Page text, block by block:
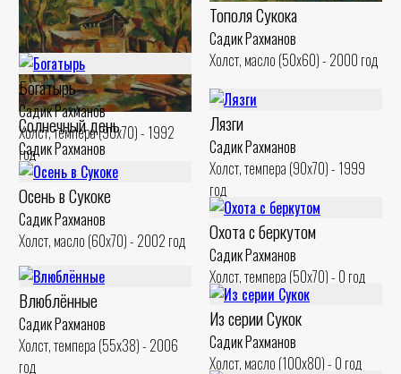
Тополя Сукока
Садик Рахманов
Холст, масло (50x60) - 2000 год
Облачный день
Садик Рахманов
Холст, масло (50x60) - 2000 год
Солнечный день
Садик Рахманов
Холст, масло (51x60) - 2003 год
Богатырь
Садик Рахманов
Холст, темпера (90x70) - 1992
год
Лязги
Садик Рахманов
Холст, темпера (90x70) - 1999
год
Осень в Сукоке
Садик Рахманов
Холст, масло (60x70) - 2002 год
Охота с беркутом
Садик Рахманов
Холст, темпера (50x70) - 0 год
Влюблённые
Садик Рахманов
Холст, темпера (55x38) - 2006
год
Из серии Сукок
Садик Рахманов
Холст, масло (100x80) - 0 год